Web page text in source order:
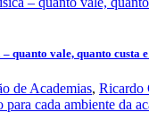
quanto vale, quanto custa
de Academias, Ricardo